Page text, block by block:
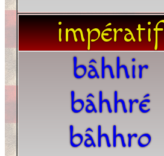
impératif
bâhhir
bâhhré
bâhhro